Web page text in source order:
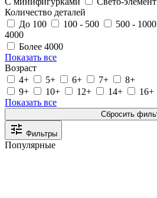
Количество деталей
До 100
100 - 500 500 - 1000
4000
Более 4000
Показать все
Возраст
4+
5+ 6+ 7+
8+
9+
10+ 12+ 14+ 16+
Показать все
Фильтры
Популярные